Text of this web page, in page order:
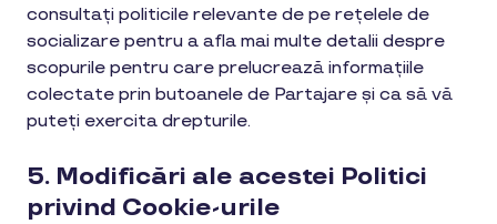
consultați politicile relevante de pe rețelele de
socializare pentru a afla mai multe detalii despre
scopurile pentru care prelucrează informațiile
colectate prin butoanele de Partajare și ca să vă
puteți exercita drepturile.
5. Modificări ale acestei Politici
privind Cookie-urile